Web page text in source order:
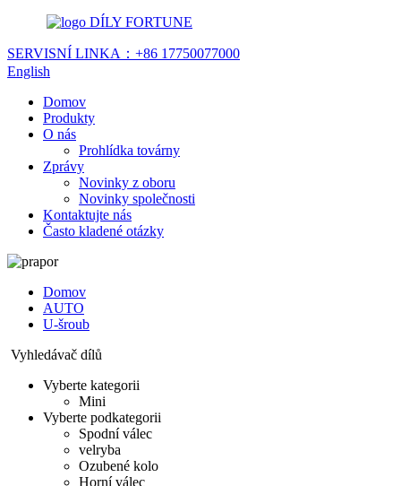
DÍLY FORTUNE
SERVISNÍ LINKA： +86 17750077000
English
Domov
Produkty
O nás
Prohlídka továrny
Zprávy
Novinky z oboru
Novinky společnosti
Kontaktujte nás
Často kladené otázky
Domov
AUTO
U-šroub
Vyhledávač dílů
Vyberte kategorii
Mini
Vyberte podkategorii
Spodní válec
velryba
Ozubené kolo
Horní válec